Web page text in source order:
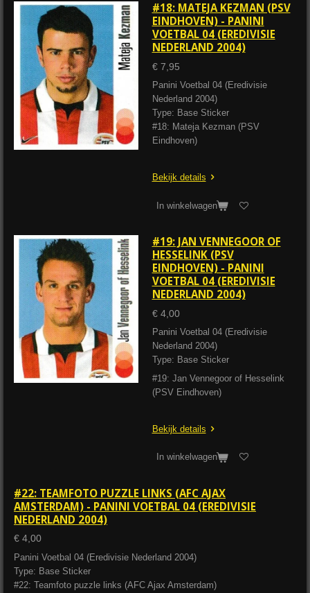
#18: MATEJA KEZMAN (PSV
EINDHOVEN) - PANINI
VOETBAL 04 (EREDIVISIE
NEDERLAND 2004)
€ 7,95
Panini Voetbal 04 (Eredivisie
Nederland 2004)
Type: Base Sticker
#18: Mateja Kezman (PSV
Eindhoven)
Bekijk details
In winkelwagen
#19: JAN VENNEGOOR OF
HESSELINK (PSV
EINDHOVEN) - PANINI
VOETBAL 04 (EREDIVISIE
NEDERLAND 2004)
€ 4,00
Panini Voetbal 04 (Eredivisie
Nederland 2004)
Type: Base Sticker
#19: Jan Vennegoor of Hesselink
(PSV Eindhoven)
Bekijk details
In winkelwagen
#22: TEAMFOTO PUZZLE LINKS (AFC AJAX
AMSTERDAM) - PANINI VOETBAL 04 (EREDIVISIE
NEDERLAND 2004)
€ 4,00
Panini Voetbal 04 (Eredivisie Nederland 2004)
Type: Base Sticker
#22: Teamfoto puzzle links (AFC Ajax Amsterdam)